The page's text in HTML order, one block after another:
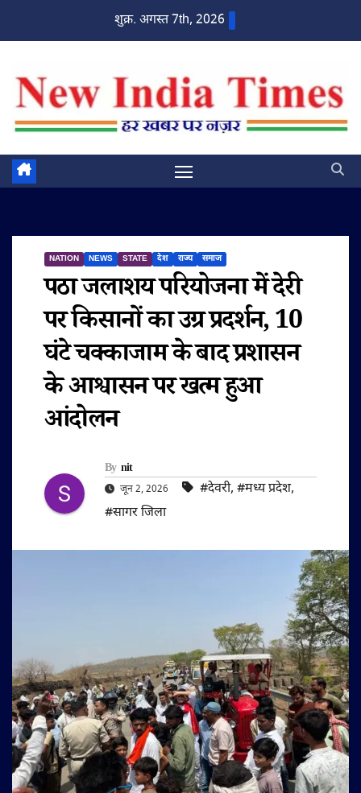
शुक्र. अगस्त 7th, 2026
NATION NEWS STATE देश राज्य समाज
पठा जलाशय परियोजना में देरी
पर किसानों का उग्र प्रदर्शन, 10
घंटे चक्काजाम के बाद प्रशासन
के आश्वासन पर खत्म हुआ
आंदोलन
By nit
जून 2, 2026 #देवरी, #मध्य प्रदेश,
#सागर जिला